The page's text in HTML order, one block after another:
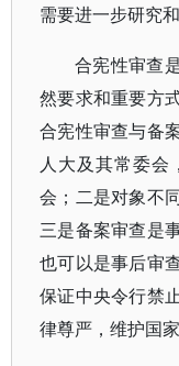
需要进一步研究和
合宪性审查
然要求和重要方
合宪性审查与备
人大及其常委会
会；二是对象不
三是备案审查是
也可以是事后审
保证中央令行禁
律尊严，维护国